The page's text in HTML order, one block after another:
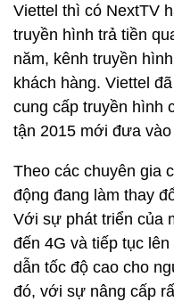
Viettel thì có NextTV
truyền hình trả tiền
năm, kênh truyền
khách hàng. Viettel
cung cấp truyền hình
tận 2015 mới đưa
Theo các chuyên gia
động đang làm thay
Với sự phát triển của
đến 4G và tiếp tục
dẫn tốc độ cao cho
đó, với sự nâng cấp